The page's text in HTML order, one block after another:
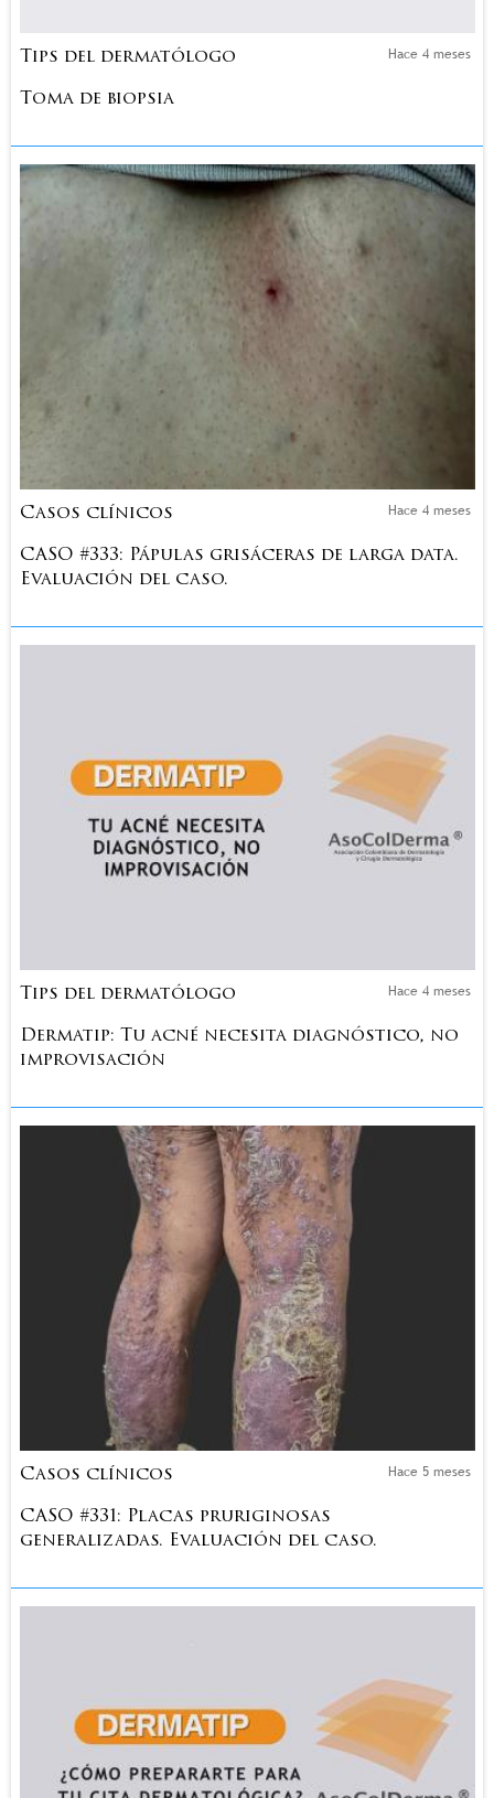
Tips del dermatólogo Hace 4 meses
Toma de biopsia
Casos clínicos Hace 4 meses
CASO #333: Pápulas grisáceras de larga data.
Evaluación del caso.
Tips del dermatólogo Hace 4 meses
Dermatip: Tu acné necesita diagnóstico, no
improvisación
Casos clínicos Hace 5 meses
CASO #331: Placas pruriginosas
generalizadas. Evaluación del caso.